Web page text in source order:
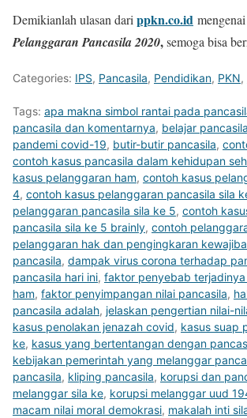
Demikianlah ulasan dari ppkn.co.id mengenai
Pelanggaran Pancasila 2020,semoga bisa
Categories: IPS, Pancasila, Pendidikan, PKN,
Tags: apa makna simbol rantai pada
pancasila dan komentarnya, belajar
pandemi covid-19, butir-butir pancasila,
contoh kasus pancasila dalam kehidupan
kasus pelanggaran ham, contoh kasus
4, contoh kasus pelanggaran pancasila sila
pelanggaran pancasila sila ke 5, contoh
pancasila sila ke 5 brainly, contoh
pelanggaran hak dan pengingkaran
pancasila, dampak virus corona terhadap
pancasila hari ini, faktor penyebab
ham, faktor penyimpangan nilai pancasila,
pancasila adalah, jelaskan pengertian nilai-
kasus penolakan jenazah covid, kasus suap
ke, kasus yang bertentangan dengan
kebijakan pemerintah yang melanggar
pancasila, kliping pancasila, korupsi dan
melanggar sila ke, korupsi melanggar uud
macam nilai moral demokrasi, makalah inti